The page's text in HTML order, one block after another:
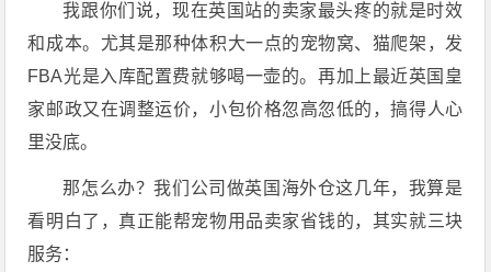
我跟你们说，现在英国站的卖家最头疼的就是时效
和成本。尤其是那种体积大一点的宠物窝、猫爬架，发
FBA光是入库配置费就够喝一壶的。再加上最近英国皇
家邮政又在调整运价，小包价格忽高忽低的，搞得人心
里没底。
那怎么办？我们公司做英国海外仓这几年，我算是
看明白了，真正能帮宠物用品卖家省钱的，其实就三块
服务：